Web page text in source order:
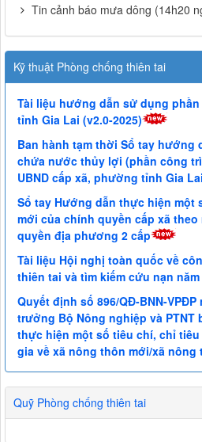
Tin cảnh báo mưa dông (14h20
Kỹ thuật Phòng chống thiên tai
Tài liệu hướng dẫn sử dụng phần
tỉnh Gia Lai (v2.0-2025)
Ban hành tạm thời Sổ tay hướng
chứa nước thủy lợi (phần công
UBND cấp xã, phường tỉnh Gia Lai
Sổ tay Hướng dẫn thực hiện một
mới của chính quyền cấp xã
quyền địa phương 2 cấp
Tài liệu Hội nghị toàn quốc về
thiên tai và tìm kiếm cứu nạn năm
Quyết định số 896/QĐ-BNN-VPĐP
trưởng Bộ Nông nghiệp và PTNT
thực hiện một số tiêu chí, chỉ
gia về xã nông thôn mới/xã nông
Quỹ Phòng chống thiên tai